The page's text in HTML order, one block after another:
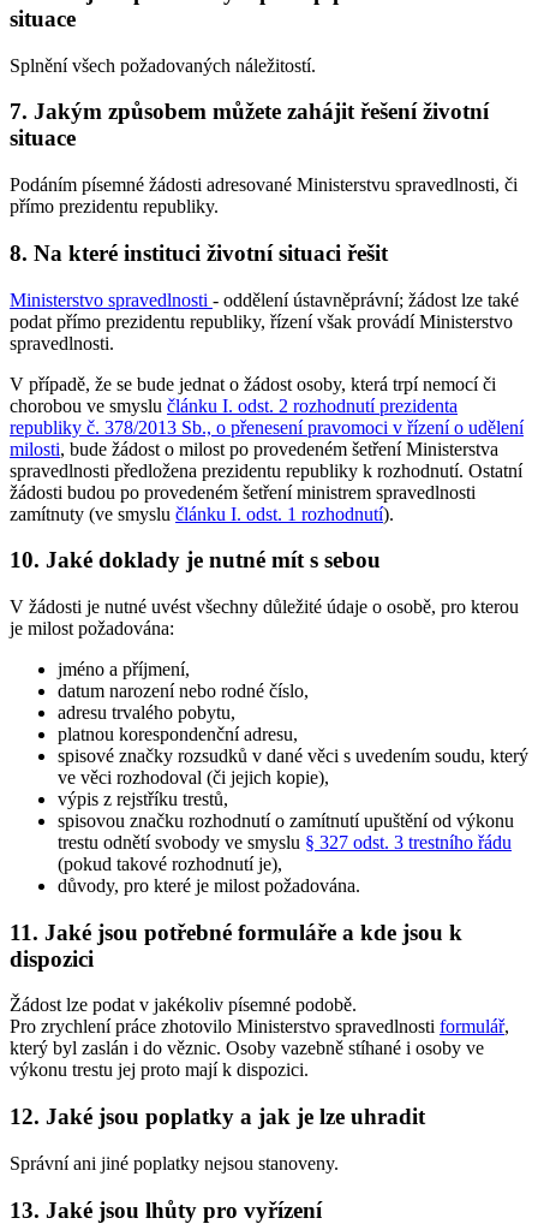
situace
Splnění všech požadovaných náležitostí.
7. Jakým způsobem můžete zahájit řešení životní
situace
Podáním písemné žádosti adresované Ministerstvu spravedlnosti, či
přímo prezidentu republiky.
8. Na které instituci životní situaci řešit
Ministerstvo spravedlnosti - oddělení ústavněprávní; žádost lze také
podat přímo prezidentu republiky, řízení však provádí Ministerstvo
spravedlnosti.
V případě, že se bude jednat o žádost osoby, která trpí nemocí či
chorobou ve smyslu článku I. odst. 2 rozhodnutí prezidenta
republiky č. 378/2013 Sb., o přenesení pravomoci v řízení o udělení
milosti, bude žádost o milost po provedeném šetření Ministerstva
spravedlnosti předložena prezidentu republiky k rozhodnutí. Ostatní
žádosti budou po provedeném šetření ministrem spravedlnosti
zamítnuty (ve smyslu článku I. odst. 1 rozhodnutí).
10. Jaké doklady je nutné mít s sebou
V žádosti je nutné uvést všechny důležité údaje o osobě, pro kterou
je milost požadována:
jméno a příjmení,
datum narození nebo rodné číslo,
adresu trvalého pobytu,
platnou korespondenční adresu,
spisové značky rozsudků v dané věci s uvedením soudu, který
ve věci rozhodoval (či jejich kopie),
výpis z rejstříku trestů,
spisovou značku rozhodnutí o zamítnutí upuštění od výkonu
trestu odnětí svobody ve smyslu § 327 odst. 3 trestního řádu
(pokud takové rozhodnutí je),
důvody, pro které je milost požadována.
11. Jaké jsou potřebné formuláře a kde jsou k
dispozici
Žádost lze podat v jakékoliv písemné podobě.
Pro zrychlení práce zhotovilo Ministerstvo spravedlnosti formulář,
který byl zaslán i do věznic. Osoby vazebně stíhané i osoby ve
výkonu trestu jej proto mají k dispozici.
12. Jaké jsou poplatky a jak je lze uhradit
Správní ani jiné poplatky nejsou stanoveny.
13. Jaké jsou lhůty pro vyřízení